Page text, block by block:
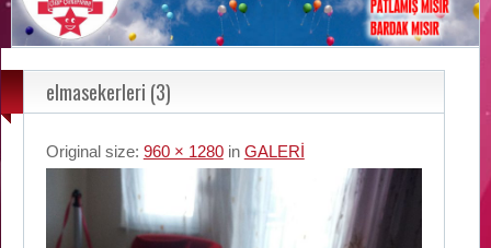
elmasekerleri (3)
Original size: 960 × 1280in GALERİ